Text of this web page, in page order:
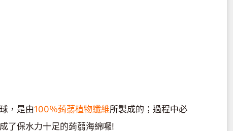
，是由100％蒟蒻植物纖維所製成的；過程中必
了保水力十足的蒟蒻海綿囉!